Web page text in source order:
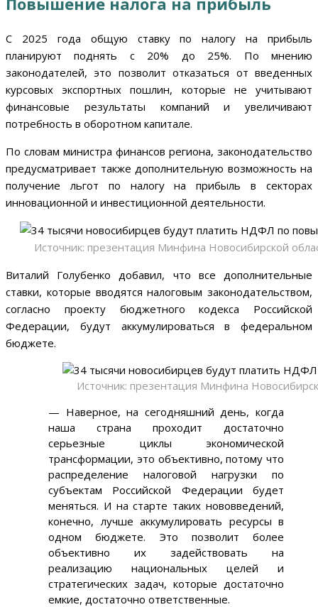
С 2025 года общую ставку по налогу на прибыль
планируют поднять с 20% до 25%. По мнению
законодателей, это позволит отказаться от введенных
курсовых экспортных пошлин, которые не учитывают
финансовые результаты компаний и увеличивают
потребность в оборотном капитале.
По словам министра финансов региона, законодательство
предусматривает также дополнительную возможность на
получение льгот по налогу на прибыль в секторах
инновационной и инвестиционной деятельности.
Источник: презентация Минфина Новосибирской
Виталий Голубенко добавил, что все дополнительные
ставки, которые вводятся налоговым законодательством,
согласно проекту бюджетного кодекса Российской
Федерации, будут аккумулироваться в федеральном
бюджете.
Источник: презентация Минфина
— Наверное, на сегодняшний день, когда
наша страна проходит достаточно
серьезные циклы экономической
трансформации, это объективно, потому что
распределение налоговой нагрузки по
субъектам Российской Федерации будет
меняться. И на старте таких нововведений,
конечно, лучше аккумулировать ресурсы в
одном бюджете. Это позволит более
объективно их задействовать на
реализацию национальных целей и
стратегических задач, которые достаточно
емкие, достаточно ответственные.